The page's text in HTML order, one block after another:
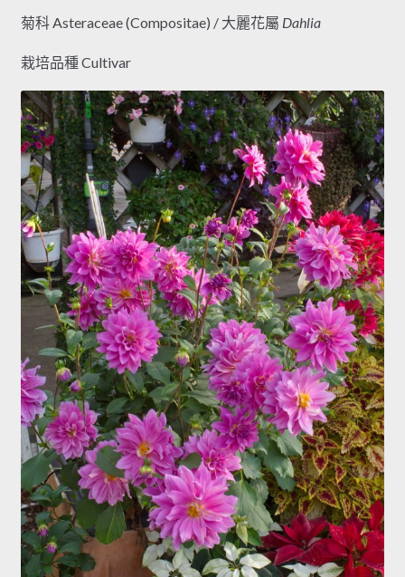
菊科 Asteraceae (Compositae) / 大麗花屬 Dahlia
栽培品種 Cultivar